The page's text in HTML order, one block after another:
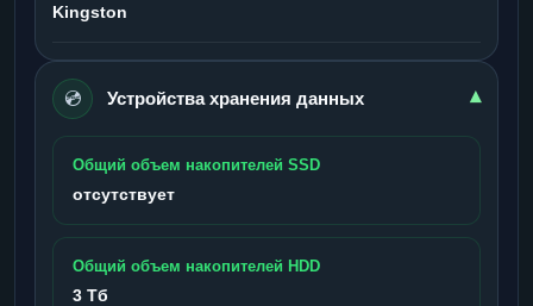
Kingston
💿 Устройства хранения данных ▾
Общий объем накопителей SSD
отсутствует
Общий объем накопителей HDD
3 Тб